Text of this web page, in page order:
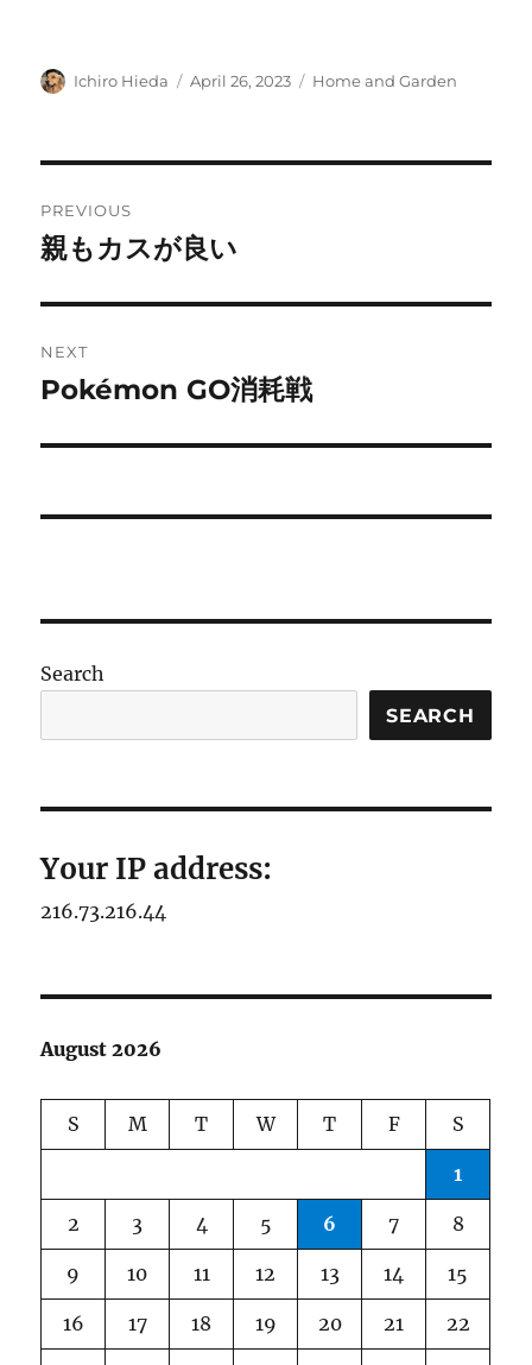
Author
Ichiro Hieda
Posted
April 26, 2023 Categories
Home and Garden
navigation
PREVIOUS
Previous
親もカスが良い
NEXT
Next
Pokémon GO消耗戦
Search
SEARCH
Your IP address:
216.73.216.44
August 2026
S M T W T F S
1
2 3 4 5 6 7 8
9 10 11 12 13 14 15
16 17 18 19 20 21 22